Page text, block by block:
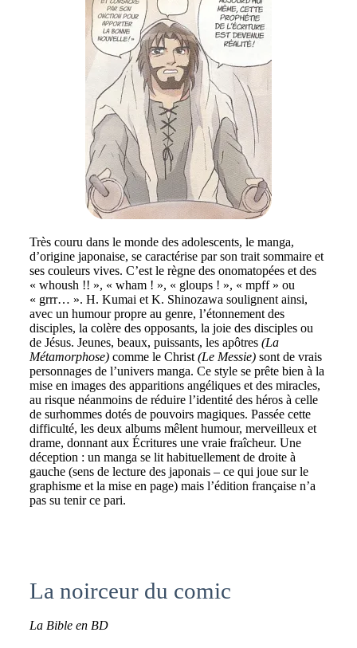
Très couru dans le monde des adolescents, le manga,
d’origine japonaise, se caractérise par son trait sommaire et
ses couleurs vives. C’est le règne des onomatopées et des
« whoush !! », « wham ! », « gloups ! », « mpff » ou
« grrr… ». H. Kumai et K. Shinozawa soulignent ainsi,
avec un humour propre au genre, l’étonnement des
disciples, la colère des opposants, la joie des disciples ou
de Jésus. Jeunes, beaux, puissants, les apôtres (La
Métamorphose) comme le Christ (Le Messie)sont de vrais
personnages de l’univers manga. Ce style se prête bien à la
mise en images des apparitions angéliques et des miracles,
au risque néanmoins de réduire l’identité des héros à celle
de surhommes dotés de pouvoirs magiques. Passée cette
difficulté, les deux albums mêlent humour, merveilleux et
drame, donnant aux Écritures une vraie fraîcheur. Une
déception : un manga se lit habituellement de droite à
gauche (sens de lecture des japonais – ce qui joue sur le
graphisme et la mise en page) mais l’édition française n’a
pas su tenir ce pari.
La noirceur du comic
La Bible en BD